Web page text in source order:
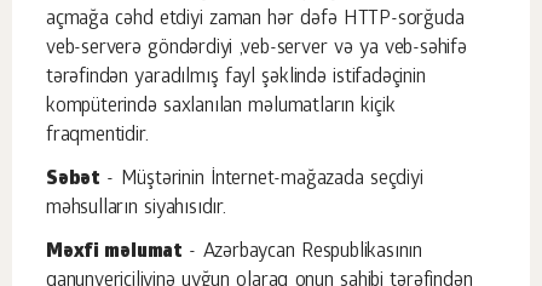
açmağa cəhd etdiyi zaman hər dəfə HTTP-sorğuda
veb-serverə göndərdiyi ,veb-server və ya veb-səhifə
tərəfindən yaradılmış fayl şəklində istifadəçinin
kompüterində saxlanılan məlumatların kiçik
fraqmentidir.
Səbət - Müştərinin İnternet-mağazada seçdiyi
məhsulların siyahısıdır.
Məxfi məlumat - Azərbaycan Respublikasının